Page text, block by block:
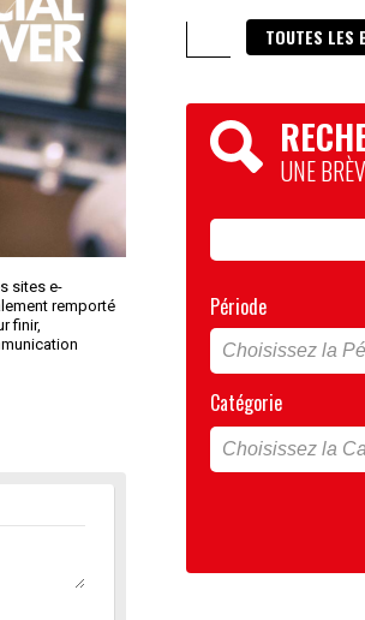
sites e-
remporté
finir,
TOUTES LES
UNE
Période
Catégorie